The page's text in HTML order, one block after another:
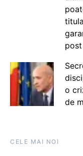
post
o
de
CELE MAI NOI